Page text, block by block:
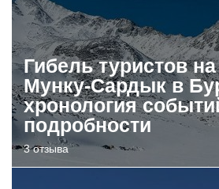
Гибель туристов на
Мунку-Сардык в
хронология
подробности
3 отзыва